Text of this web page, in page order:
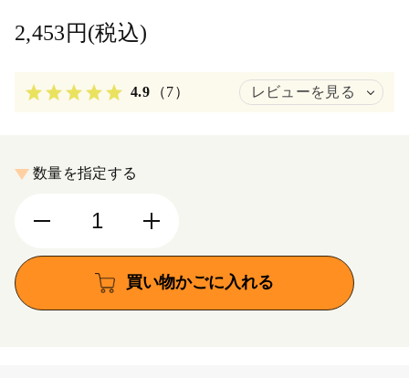
2,453円(税込)
4.9 （7） レビューを見る
数量を指定する
買い物かごに入れる